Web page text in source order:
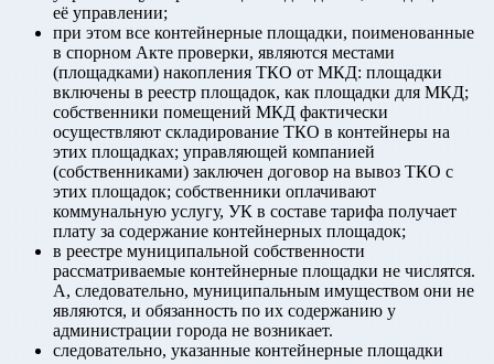
её управлении;
при этом все контейнерные площадки, поименованные
в спорном Акте проверки, являются местами
(площадками) накопления ТКО от МКД: площадки
включены в реестр площадок, как площадки для МКД;
собственники помещений МКД фактически
осуществляют складирование ТКО в контейнеры на
этих площадках; управляющей компанией
(собственниками) заключен договор на вывоз ТКО с
этих площадок; собственники оплачивают
коммунальную услугу, УК в составе тарифа получает
плату за содержание контейнерных площадок;
в реестре муниципальной собственности
рассматриваемые контейнерные площадки не числятся.
А, следовательно, муниципальным имуществом они не
являются, и обязанность по их содержанию у
администрации города не возникает.
следовательно, указанные контейнерные площадки